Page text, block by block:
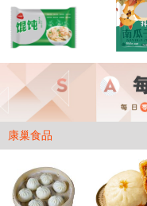
康巢食品